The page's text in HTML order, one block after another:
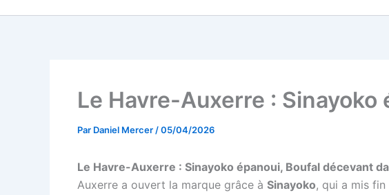
Le Havre-Auxerre :
Par Daniel Mercer /05/04/2026
Le Havre-Auxerre : Sinayoko épanoui, Boufal décevant
Auxerre a ouvert la marque grâce à Sinayoko, qui a mis